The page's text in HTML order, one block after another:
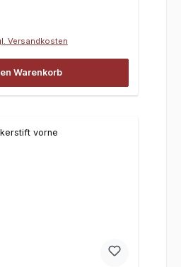
Versandkosten
Warenkorb